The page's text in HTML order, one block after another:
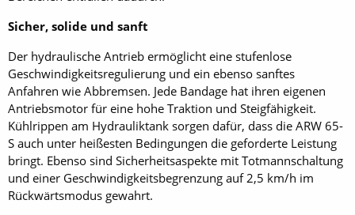
Sicher, solide und sanft
Der hydraulische Antrieb ermöglicht eine stufenlose
Geschwindigkeitsregulierung und ein ebenso sanftes
Anfahren wie Abbremsen. Jede Bandage hat ihren eigenen
Antriebsmotor für eine hohe Traktion und Steigfähigkeit.
Kühlrippen am Hydrauliktank sorgen dafür, dass die ARW 65-
S auch unter heißesten Bedingungen die geforderte Leistung
bringt. Ebenso sind Sicherheitsaspekte mit Totmannschaltung
und einer Geschwindigkeitsbegrenzung auf 2,5 km/h im
Rückwärtsmodus gewahrt.